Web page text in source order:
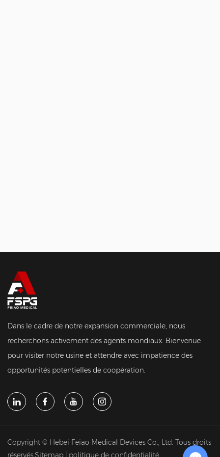
Dans le cadre de notre expansion commerciale, nous
recherchons activement des agents mondiaux. Bienvenue
pour visiter notre usine et attendre avec impatience des
opportunités potentielles de coopération.
Copyright © Hebei Feiao Medical Devices Co., Ltd. Tous droits
réservés.Sitemap politique de confidentialité